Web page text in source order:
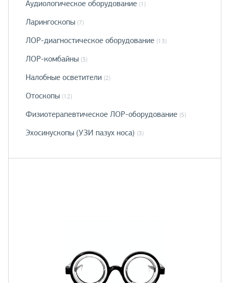
Аудиологическое оборудование (1)
Ларингоскопы (7)
ЛОР-диагностическое оборудование (13)
ЛОР-комбайны (3)
Налобные осветители (2)
Отоскопы (12)
Физиотерапевтическое ЛОР-оборудование (5)
Эхосинускопы (УЗИ пазух носа) (3)